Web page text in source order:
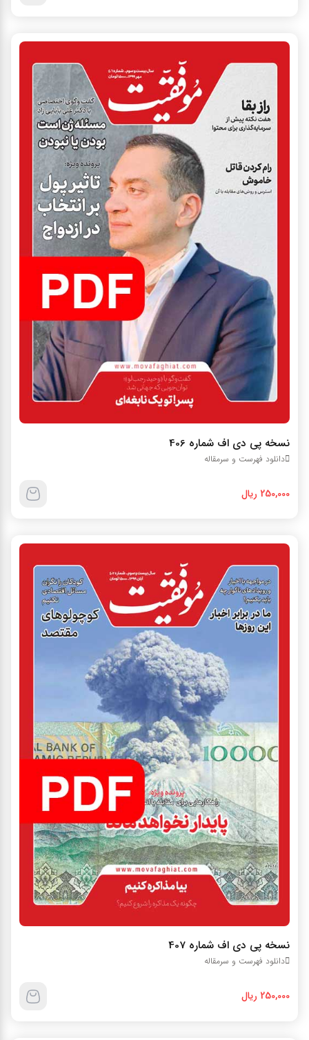
نسخه پي دي اف شماره 406
دانلود فهرست و سرمقاله
250,000 ریال
نسخه پي دي اف شماره 407
دانلود فهرست و سرمقاله
250,000 ریال